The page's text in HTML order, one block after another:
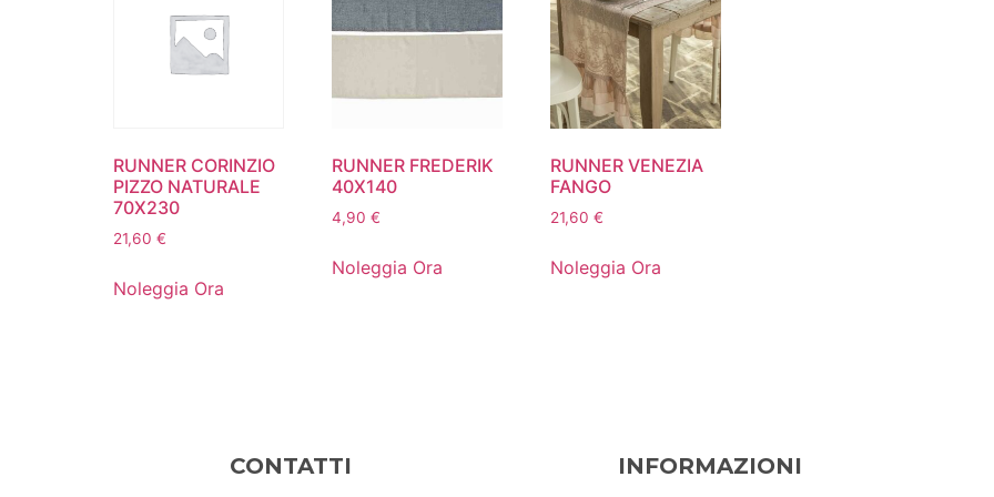
RUNNER CORINZIO
PIZZO NATURALE
70X230
21,60 €
Noleggia Ora
RUNNER FREDERIK
40X140
4,90€
Noleggia Ora
RUNNER VENEZIA
FANGO
21,60€
Noleggia Ora
CONTATTI INFORMAZIONI